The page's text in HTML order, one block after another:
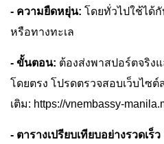
- ความยืดหยุ่น: โดยทั่วไปใช้ได้
หรือทางทะเล
- ขั้นตอน: ต้องส่งพาสปอร์ตจริง
โดยตรง โปรดตรวจสอบเว็บไซ
เติม: https://vnembassy-
- ตารางเปรียบเทียบอย่างรวดเร็ว